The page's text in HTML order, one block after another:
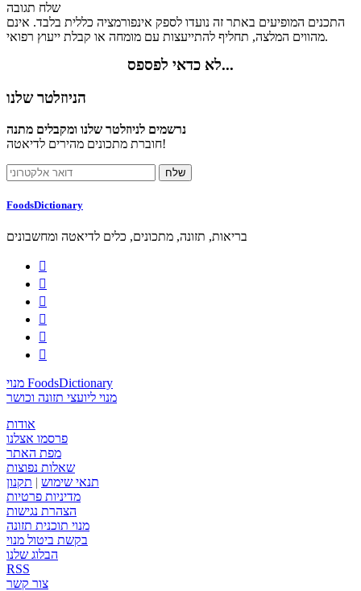
שלח תגובה
התכנים המופיעים באתר זה נועדו לספק אינפורמציה כללית בלבד. אינם
מהווים המלצה, תחליף להתייעצות עם מומחה או קבלת ייעוץ רפואי.
לא כדאי לפספס...
הניוזלטר שלנו
נרשמים לניוזלטר שלנו ומקבלים מתנה
חוברת מתכונים מהירים לדיאטה!
FoodsDictionary
בריאות, תזונה, מתכונים, כלים לדיאטה ומחשבונים






מנוי FoodsDictionary
מנוי ליועצי תזונה וכושר
אודות
פרסמו אצלנו
מפת האתר
שאלות נפוצות
תנאי שימוש | תקנון
מדיניות פרטיות
הצהרת נגישות
מנוי תוכנית תזונה
בקשת ביטול מנוי
הבלוג שלנו
RSS
צור קשר